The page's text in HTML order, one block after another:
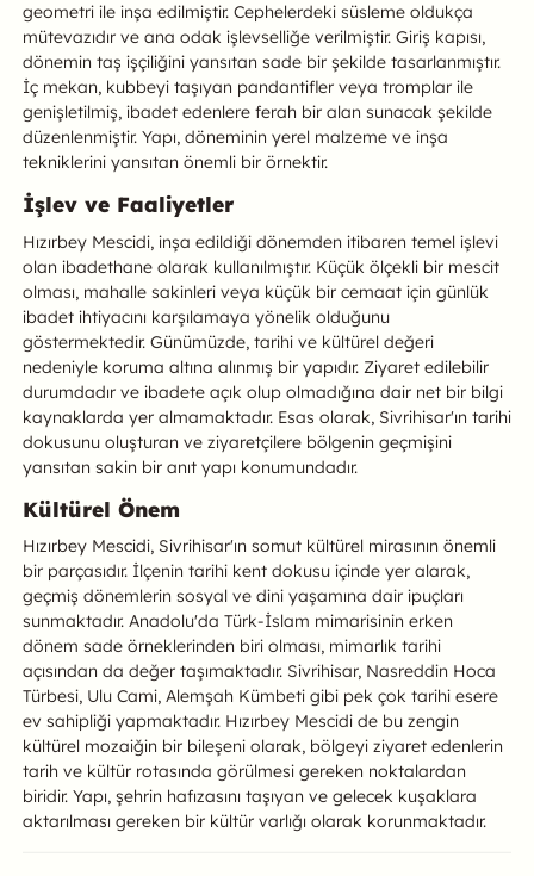
geometri ile inşa edilmiştir. Cephelerdeki süsleme oldukça
mütevazıdır ve ana odak işlevselliğe verilmiştir. Giriş kapısı,
dönemin taş işçiliğini yansıtan sade bir şekilde tasarlanmıştır.
İç mekan, kubbeyi taşıyan pandantifler veya tromplar ile
genişletilmiş, ibadet edenlere ferah bir alan sunacak şekilde
düzenlenmiştir. Yapı, döneminin yerel malzeme ve inşa
tekniklerini yansıtan önemli bir örnektir.
İşlev ve Faaliyetler
Hızırbey Mescidi, inşa edildiği dönemden itibaren temel işlevi
olan ibadethane olarak kullanılmıştır. Küçük ölçekli bir mescit
olması, mahalle sakinleri veya küçük bir cemaat için günlük
ibadet ihtiyacını karşılamaya yönelik olduğunu
göstermektedir. Günümüzde, tarihi ve kültürel değeri
nedeniyle koruma altına alınmış bir yapıdır. Ziyaret edilebilir
durumdadır ve ibadete açık olup olmadığına dair net bir bilgi
kaynaklarda yer almamaktadır. Esas olarak, Sivrihisar'ın tarihi
dokusunu oluşturan ve ziyaretçilere bölgenin geçmişini
yansıtan sakin bir anıt yapı konumundadır.
Kültürel Önem
Hızırbey Mescidi, Sivrihisar'ın somut kültürel mirasının önemli
bir parçasıdır. İlçenin tarihi kent dokusu içinde yer alarak,
geçmiş dönemlerin sosyal ve dini yaşamına dair ipuçları
sunmaktadır. Anadolu'da Türk-İslam mimarisinin erken
dönem sade örneklerinden biri olması, mimarlık tarihi
açısından da değer taşımaktadır. Sivrihisar, Nasreddin Hoca
Türbesi, Ulu Cami, Alemşah Kümbeti gibi pek çok tarihi esere
ev sahipliği yapmaktadır. Hızırbey Mescidi de bu zengin
kültürel mozaiğin bir bileşeni olarak, bölgeyi ziyaret edenlerin
tarih ve kültür rotasında görülmesi gereken noktalardan
biridir. Yapı, şehrin hafızasını taşıyan ve gelecek kuşaklara
aktarılması gereken bir kültür varlığı olarak korunmaktadır.